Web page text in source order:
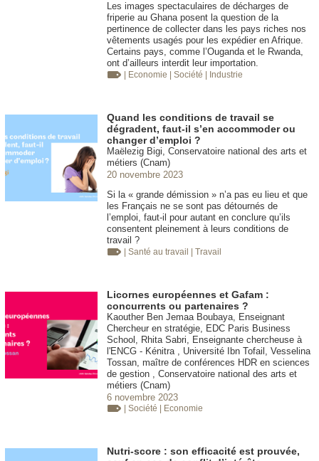
Les images spectaculaires de décharges de
friperie au Ghana posent la question de la
pertinence de collecter dans les pays riches nos
vêtements usagés pour les expédier en Afrique.
Certains pays, comme l’Ouganda et le Rwanda,
ont d’ailleurs interdit leur importation.
| Economie | Société | Industrie
Quand les conditions de travail se
dégradent, faut-il s’en accommoder ou
changer d’emploi ?
Maëlezig Bigi, Conservatoire national des arts et
métiers (Cnam)
20 novembre 2023
Si la « grande démission » n’a pas eu lieu et que
les Français ne se sont pas détournés de
l’emploi, faut-il pour autant en conclure qu’ils
consentent pleinement à leurs conditions de
travail ?
| Santé au travail | Travail
Licornes européennes et Gafam :
concurrents ou partenaires ?
Kaouther Ben Jemaa Boubaya, Enseignant
Chercheur en stratégie, EDC Paris Business
School, Rhita Sabri, Enseignante chercheuse à
l'ENCG - Kénitra , Université Ibn Tofail, Vesselina
Tossan, maître de conférences HDR en sciences
de gestion , Conservatoire national des arts et
métiers (Cnam)
6 novembre 2023
| Société | Economie
Nutri-score : son efficacité est prouvée,